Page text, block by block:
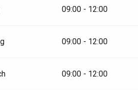
09:00 - 12:00
09:00 - 12:00
09:00 - 12:00